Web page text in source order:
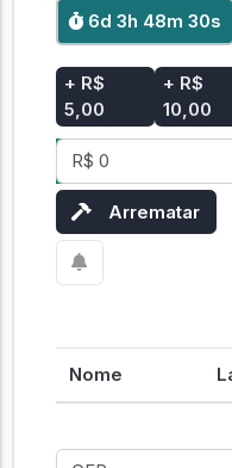
Ganhe121 GGCoins
6d 3h 48m 28s
+ R$
5,00
+ R$
10,00